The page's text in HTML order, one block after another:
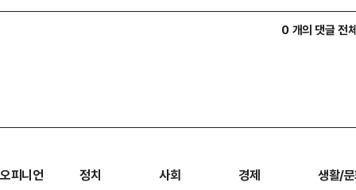
0 개의 댓글 전
오피니언 정치 사회 경제 생활/